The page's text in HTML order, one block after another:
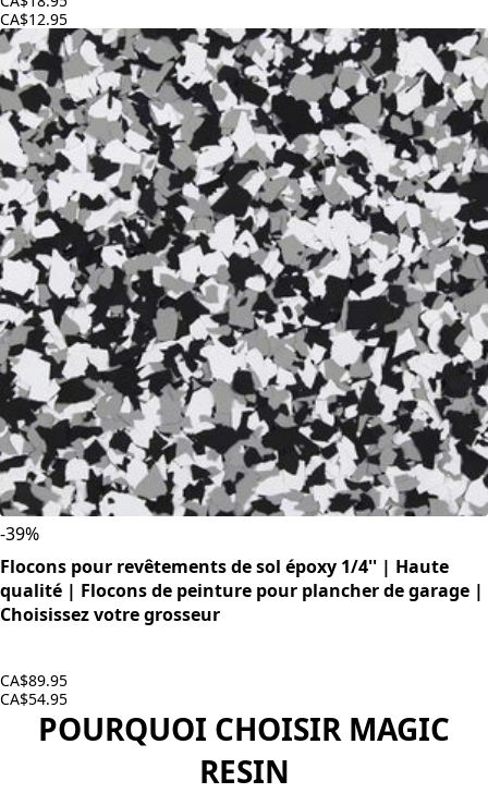
CA$12.95
-39%
Flocons pour revêtements de sol époxy 1/4'' | Haute
qualité | Flocons de peinture pour plancher de garage |
Choisissez votre grosseur
CA$89.95
CA$54.95
POURQUOI CHOISIR MAGIC
RESIN